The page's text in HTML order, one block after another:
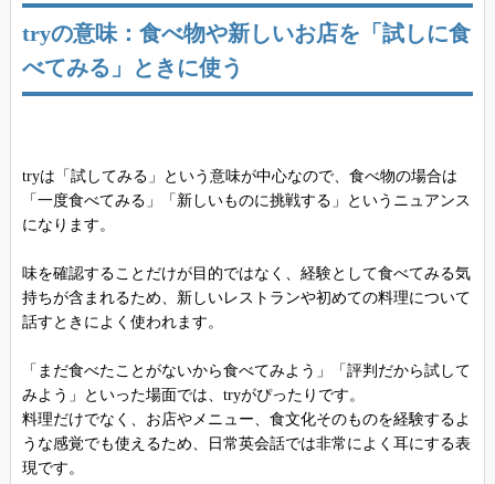
tryの意味：食べ物や新しいお店を「試しに食
べてみる」ときに使う
tryは「試してみる」という意味が中心なので、食べ物の場合は
「一度食べてみる」「新しいものに挑戦する」というニュアンス
になります。
味を確認することだけが目的ではなく、経験として食べてみる気
持ちが含まれるため、新しいレストランや初めての料理について
話すときによく使われます。
「まだ食べたことがないから食べてみよう」「評判だから試して
みよう」といった場面では、tryがぴったりです。
料理だけでなく、お店やメニュー、食文化そのものを経験するよ
うな感覚でも使えるため、日常英会話では非常によく耳にする表
現です。